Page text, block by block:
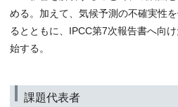
める。加えて、気候予測の不確実性
るとともに、IPCC第7次報告書へ向
始する。
課題代表者